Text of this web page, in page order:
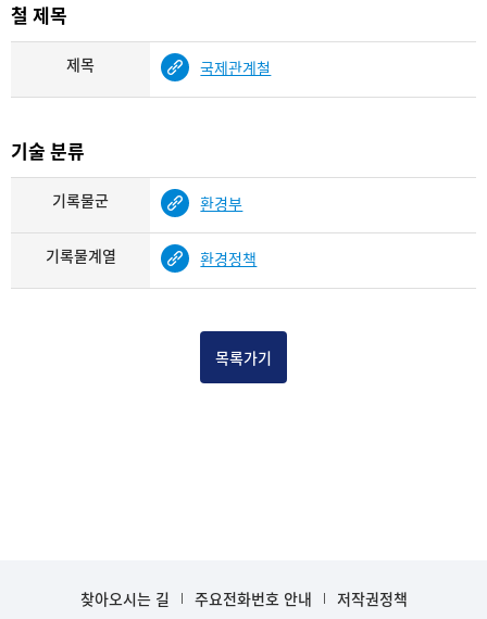
철 제목
제목 국제관계철
기술 분류
기록물군 환경부
기록물계열 환경정책
목록가기
찾아오시는 길 주요전화번호 안내
저작권정책